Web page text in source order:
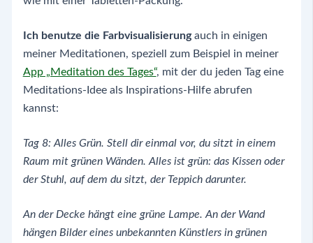
Ich benutze die Farbvisualisierungauch in einigen
meiner Meditationen, speziell zum Beispiel in meiner
App „Meditation des Tages“, mit der du jeden Tag eine
Meditations-Idee als Inspirations-Hilfe abrufen
kannst:
Tag 8: Alles Grün. Stell dir einmal vor, du sitzt in einem
Raum mit grünen Wänden. Alles ist grün: das Kissen oder
der Stuhl, auf dem du sitzt, der Teppich darunter.
An der Decke hängt eine grüne Lampe. An der Wand
hängen Bilder eines unbekannten Künstlers in grünen